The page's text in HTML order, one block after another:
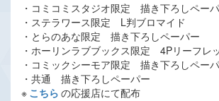
・コミコミスタジオ限定 描き下ろしペー
・ステラワース限定 L判ブロマイド
・とらのあな限定 描き下ろしペーパー
・ホーリンラブブックス限定 4Pリーフレ
・コミックシーモア限定 描き下ろしペー
・共通 描き下ろしペーパー
※ こちら の応援店にて配布